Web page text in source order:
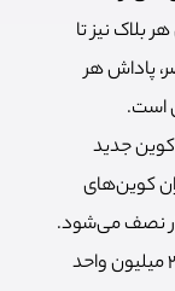
بلاک نیز تا
پاداش هر
است.
جدید
کوین‌های
نصف می‌شود.
از آن‌جایی که تعداد کل کوین‌های بیت کوین 21 میلیون واحد